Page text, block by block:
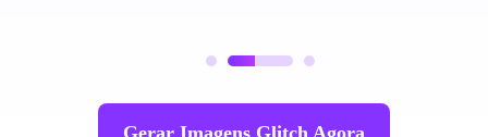
Gerar Imagens Glitch Agora